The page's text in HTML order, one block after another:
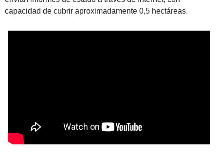
capacidad de cubrir aproximadamente 0,5 hectáreas.